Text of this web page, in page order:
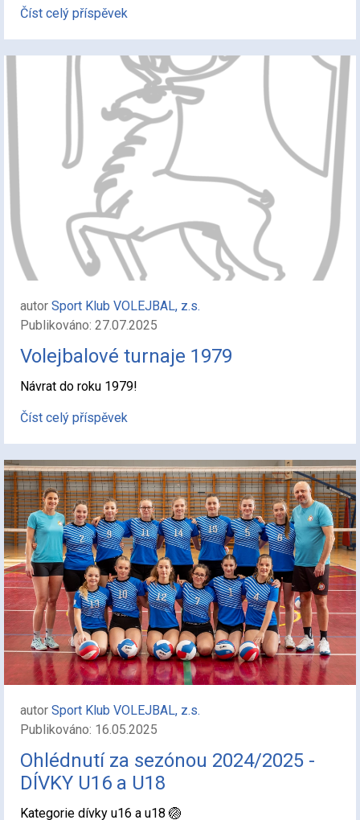
Číst celý příspěvek
autor Sport Klub VOLEJBAL, z.s.
Publikováno: 27.07.2025
Volejbalové turnaje 1979
Návrat do roku 1979!
Číst celý příspěvek
autor Sport Klub VOLEJBAL, z.s.
Publikováno: 16.05.2025
Ohlédnutí za sezónou 2024/2025 -
DÍVKY U16 a U18
Kategorie dívky u16 a u18 🏐